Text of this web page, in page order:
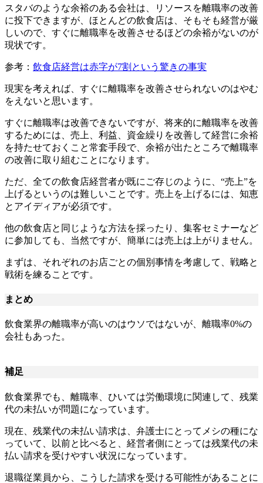
スタバのような余裕のある会社は、リソースを離職率の改善
に投下できますが、ほとんどの飲食店は、そもそも経営が厳
しいので、すぐに離職率を改善させるほどの余裕がないのが
現状です。
参考： 飲食店経営は赤字が7割という驚きの事実
現実を考えれば、すぐに離職率を改善させられないのはやむ
をえないと思います。
すぐに離職率は改善できないですが、将来的に離職率を改善
するためには、売上、利益、資金繰りを改善して経営に余裕
を持たせておくこと常套手段で、余裕が出たところで離職率
の改善に取り組むことになります。
ただ、全ての飲食店経営者が既にご存じのように、“売上”を
上げるというのは難しいことです。売上を上げるには、知恵
とアイディアが必須です。
他の飲食店と同じような方法を採ったり、集客セミナーなど
に参加しても、当然ですが、簡単には売上は上がりません。
まずは、それぞれのお店ごとの個別事情を考慮して、戦略と
戦術を練ることです。
まとめ
飲食業界の離職率が高いのはウソではないが、離職率0%の
会社もあった。
補足
飲食業界でも、離職率、ひいては労働環境に関連して、残業
代の未払いが問題になっています。
現在、残業代の未払い請求は、弁護士にとってメシの種にな
っていて、以前と比べると、経営者側にとっては残業代の未
払い請求を受けやすい状況になっています。
退職従業員から、こうした請求を受ける可能性があることに